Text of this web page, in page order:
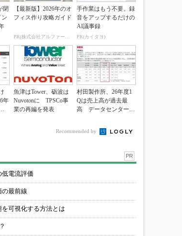
閉
ン
【最新版】2026年のオ
フィス作り攻略ガイド
PR(株式会社アルファーテクノ)
手作業はもう不要。録
音をアップするだけの
AI議事録
PR(カイタヨ)
年
魚津はTower、砺波は
Nuvotonに TPSCo事
業の再編を発表
村田製作所、26年度1
Qは売上高が過去最
高 データセンター関
Recommended by
PR
電流評価
最前線
可視化する方法とは